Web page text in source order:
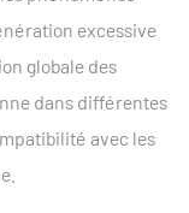
excessive
globale des
dans différentes
avec les